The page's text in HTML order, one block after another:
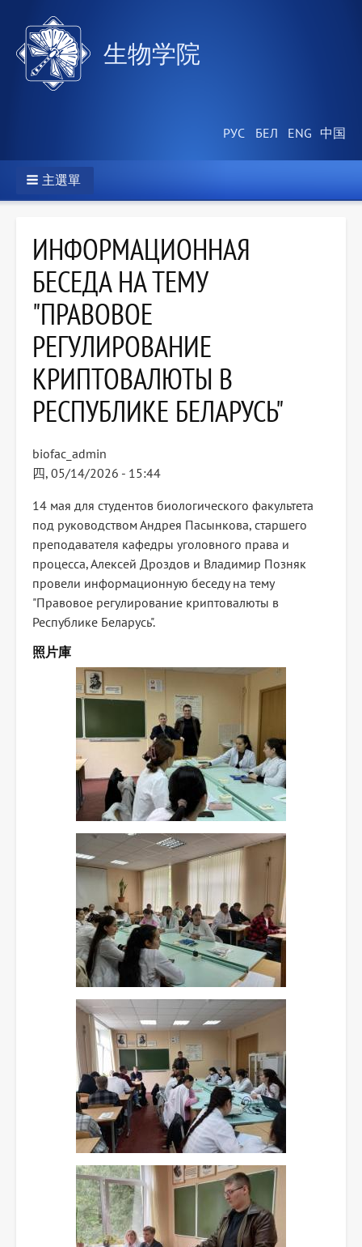
生物学院
主選單
ИНФОРМАЦИОННАЯ
БЕСЕДА НА ТЕМУ
"ПРАВОВОЕ
РЕГУЛИРОВАНИЕ
КРИПТОВАЛЮТЫ В
РЕСПУБЛИКЕ БЕЛАРУСЬ"
biofac_admin
四, 05/14/2026 - 15:44
14 мая для студентов биологического факультета
под руководством Андрея Пасынкова, старшего
преподавателя кафедры уголовного права и
процесса, Алексей Дроздов и Владимир Позняк
провели информационную беседу на тему
"Правовое регулирование криптовалюты в
Республике Беларусь".
照片庫